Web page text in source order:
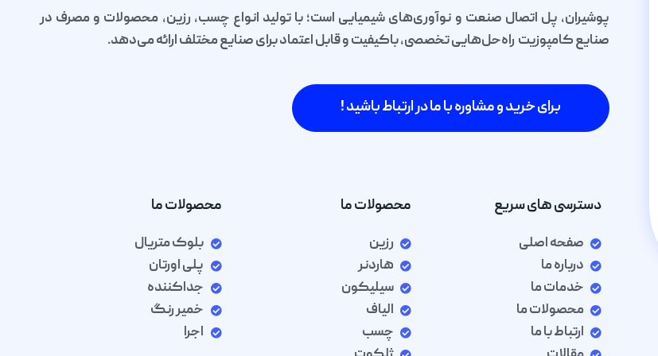
پوشیران، پل اتصال صنعت و نوآوری‌های شیمیایی است؛ با تولید انواع چسب، رزین، محصولات و مصرف در
صنایع کامپوزیت راه‌حل‌هایی تخصصی، باکیفیت و قابل اعتماد برای صنایع مختلف ارائه می‌دهد.
برای خرید و مشاوره با ما در ارتباط باشید !
دسترسی های سریع
صفحه اصلی
درباره ما
خدمات ما
محصولات ما
ارتباط با ما
محصولات ما
رزین
هاردنر
سیلیکون
الیاف
چسب
محصولات ما
بلوک متریال
پلی اورتان
جداکننده
خمیر رنگ
اجرا